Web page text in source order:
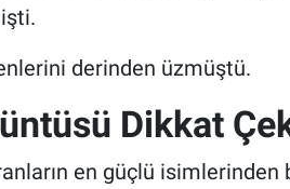
derinden üzmüştü.
Dikkat
en güçlü isimlerinden